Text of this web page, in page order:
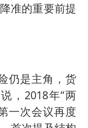
准的重要前提
仍是主角，货
，2018年“两
一次会议再度